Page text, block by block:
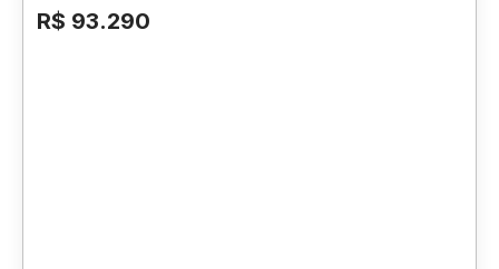
R$ 93.290